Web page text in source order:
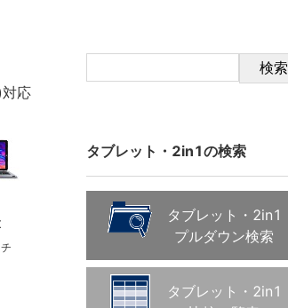
応
検索
タブレット・2in1の検索
タブレット・2in1
プルダウン検索
タブレット・2in1